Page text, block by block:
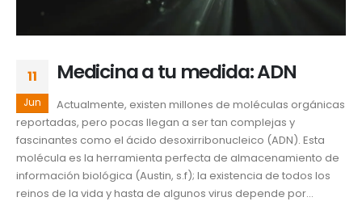
11
Jun
Medicina a tu medida: ADN
Actualmente, existen millones de moléculas orgánicas
reportadas, pero pocas llegan a ser tan complejas y
fascinantes como el ácido desoxirribonucleico (ADN). Esta
molécula es la herramienta perfecta de almacenamiento de
información biológica (Austin, s.f); la existencia de todos los
reinos de la vida y hasta de algunos virus depende por...